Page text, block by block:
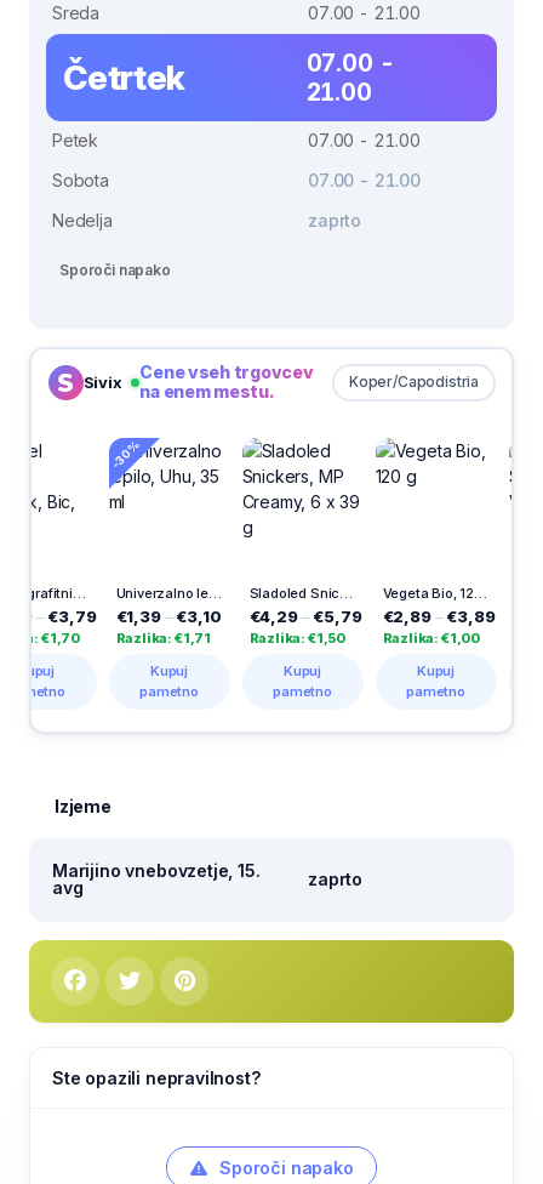
Sreda
07.00 - 21.00
Četrtek
07.00 -
21.00
Petek
07.00 - 21.00
Sobota
07.00 - 21.00
Nedelja
zaprto
Sporoči napako
Sivix Koper/Capodistria
Cene vseh trgovcev
na enem mestu.
-30%
Univerzalno lepilo, Uhu, 35 ml
€1,39– €3,10
Razlika: €1,71
Sladoled Snickers, MP Creamy, 6 x 39 g
€4,29 €5,79
Razlika: €1,50
Vegeta Bio, 120 g
€2,89 €3,89
Razlika: €1,00
€18,29
Razlika: €2,50
Izjeme
Marijino vnebovzetje, 15.
avg
zaprto
Ste opazili nepravilnost?
Sporoči napako